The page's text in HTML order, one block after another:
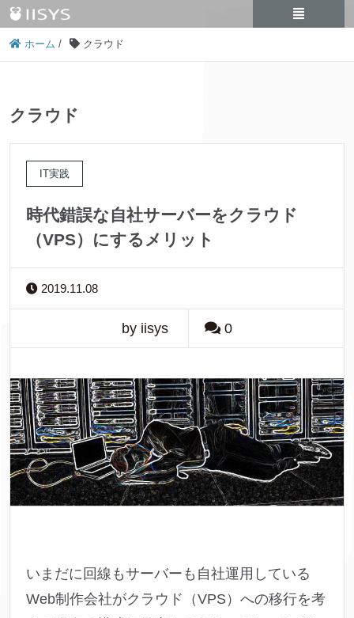
ホーム / クラウド
クラウド
IT実践
時代錯誤な自社サーバーをクラウド
（VPS）にするメリット
2019.11.08
by iisys 0
いまだに回線もサーバーも自社運用している
Web制作会社がクラウド（VPS）への移行を考